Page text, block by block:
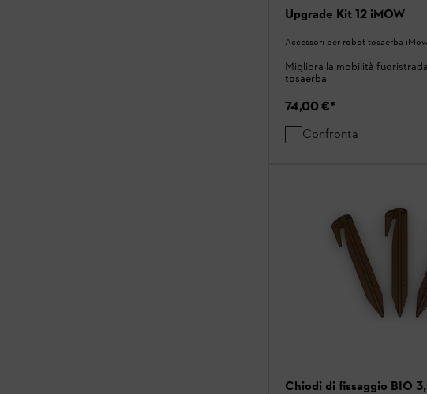
Upgrade Kit 12 iMOW
Accessori per robot tosaerba
Migliora la mobilità
tosaerba
74,00 €*
Confronta
Chiodi di fissaggio BIO